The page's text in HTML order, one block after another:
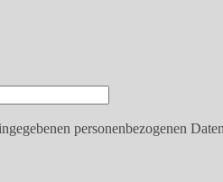
personenbezogenen